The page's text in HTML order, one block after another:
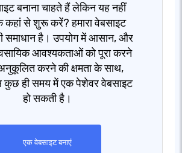
बनाना चाहते हैं लेकिन यह नहीं
कहां से शुरू करें? हमारा वेबसाइट
समाधान है। उपयोग में आसान, और
आवश्यकताओं को पूरा करने
करने की क्षमता के साथ,
ही समय में एक पेशेवर वेबसाइट
हो सकती है।
एक वेबसाइट बनाएं